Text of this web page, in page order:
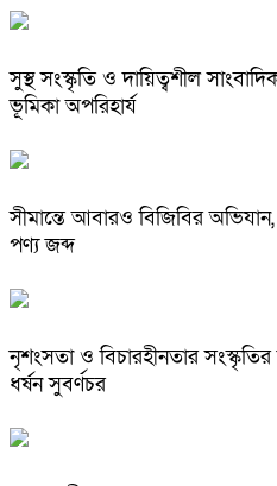
সুস্থ সংস্কৃতি ও দায়িত্বশীল
ভূমিকা অপরিহার্য
সীমান্তে আবারও বিজিবির
পণ্য জব্দ
নৃশংসতা ও বিচারহীনতার
ধর্ষন সুবর্ণচর